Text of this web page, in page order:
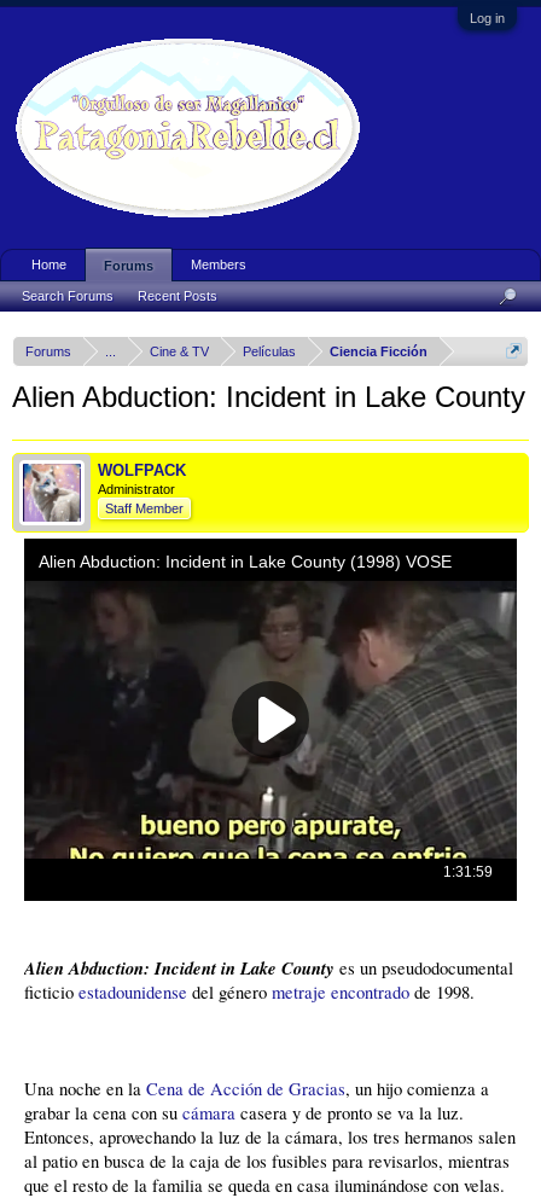
Log in
Forums Cine & TV Películas Ciencia Ficción
Alien Abduction: Incident in Lake County
WOLFPACK
Administrator
Staff Member
Alien Abduction: Incident in Lake County es un pseudodocumental
ficticio estadounidense del género metraje encontrado de 1998.
Una noche en la Cena de Acción de Gracias, un hijo comienza a
grabar la cena con su cámara casera y de pronto se va la luz.
Entonces, aprovechando la luz de la cámara, los tres hermanos salen
al patio en busca de la caja de los fusibles para revisarlos, mientras
que el resto de la familia se queda en casa iluminándose con velas.
Home Forums
Search Forums Recent Posts
Members